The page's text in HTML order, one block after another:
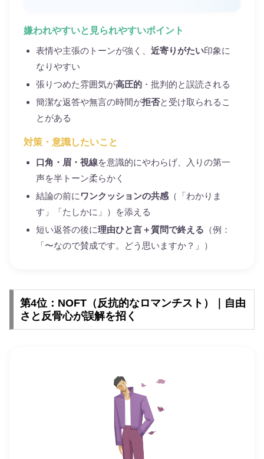
嫌われやすいと見られやすいポイント
表情や主張のトーンが強く、 近寄りがたい印象に
なりやすい
張りつめた雰囲気が高圧的・批判的と誤読される
簡潔な返答や無言の時間が拒否と受け取られるこ
とがある
対策・意識したいこと
口角・眉・視線を意識的にやわらげ、入りの第一
声を半トーン柔らかく
結論の前に ワンクッションの共感（「わかりま
す」「たしかに」）を添える
短い返答の後に理由ひと言＋質問で終える （例：
「〜なので賛成です。どう思いますか？」）
第4位：NOFT（反抗的なロマンチスト）｜自由
さと反骨心が誤解を招く